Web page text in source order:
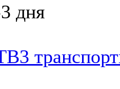
дня